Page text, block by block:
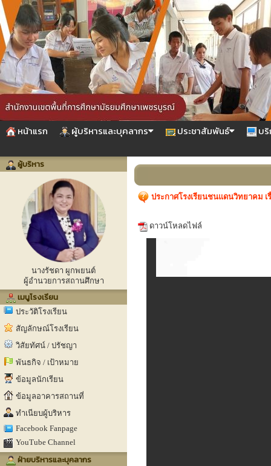
หน้าแรก ผู้บริหารและบุคลากร ประชาสัมพันธ์ บ
ผู้บริหาร
นางรัชดา ผูกพยนต์
ผู้อำนวยการสถานศึกษา
เมนูโรงเรียน
ประวัติโรงเรียน
สัญลักษณ์โรงเรียน
วิสัยทัศน์ / ปรัชญา
พันธกิจ / เป้าหมาย
ข้อมูลนักเรียน
ข้อมูลอาคารสถานที่
ทำเนียบผู้บริหาร
Facebook Fanpage
YouTube Channel
ฝ่ายบริหารและบุคลากร
ประกาศโรงเรียนชนแดนวิทยาคม
ดาวน์โหลดไฟล์